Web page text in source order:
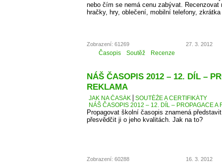
nebo čím se nemá cenu zabývat. Recenzovat
hračky, hry, oblečení, mobilní telefony,
Zobrazení: 61269 27. 3. 2012
Časopis Soutěž Recenze
NÁŠ ČASOPIS 2012 – 12. DÍL –
REKLAMA
JAK NA ČASÁK
SOUTĚŽE A CERTIFIKÁTY
NÁŠ ČASOPIS 2012 – 12. DÍL – PROPAGACE A
Propagovat školní časopis znamená
přesvědčit ji o jeho kvalitách. Jak na to?
Zobrazení: 60288 16. 3. 2012